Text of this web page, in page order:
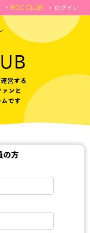
chevron_right RCC CLUB chevron_right ログイン